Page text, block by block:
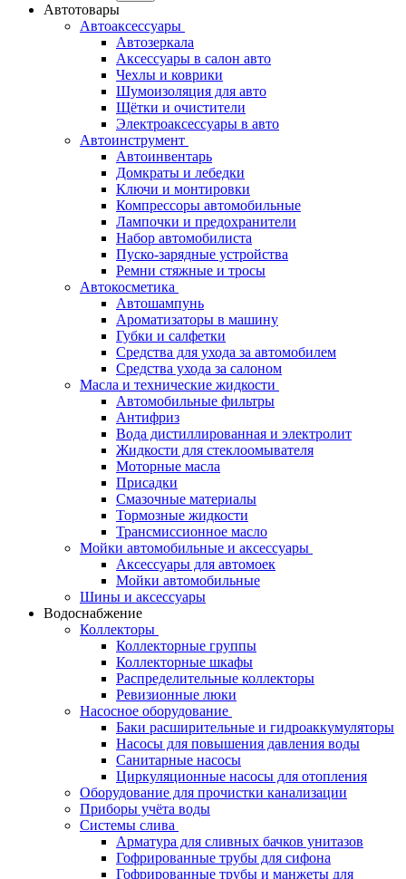
Автотовары
Автоаксессуары
Автозеркала
Аксессуары в салон авто
Чехлы и коврики
Шумоизоляция для авто
Щётки и очистители
Электроаксессуары в авто
Автоинструмент
Автоинвентарь
Домкраты и лебедки
Ключи и монтировки
Компрессоры автомобильные
Лампочки и предохранители
Набор автомобилиста
Пуско-зарядные устройства
Ремни стяжные и тросы
Автокосметика
Автошампунь
Ароматизаторы в машину
Губки и салфетки
Средства для ухода за автомобилем
Средства ухода за салоном
Масла и технические жидкости
Автомобильные фильтры
Антифриз
Вода дистиллированная и электролит
Жидкости для стеклоомывателя
Моторные масла
Присадки
Смазочные материалы
Тормозные жидкости
Трансмиссионное масло
Мойки автомобильные и аксессуары
Аксессуары для автомоек
Мойки автомобильные
Шины и аксессуары
Водоснабжение
Коллекторы
Коллекторные группы
Коллекторные шкафы
Распределительные коллекторы
Ревизионные люки
Насосное оборудование
Баки расширительные и гидроаккумуляторы
Насосы для повышения давления воды
Санитарные насосы
Циркуляционные насосы для отопления
Оборудование для прочистки канализации
Приборы учёта воды
Системы слива
Арматура для сливных бачков унитазов
Гофрированные трубы для сифона
Гофрированные трубы и манжеты для